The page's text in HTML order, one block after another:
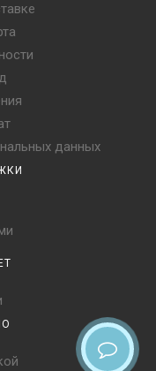
данных